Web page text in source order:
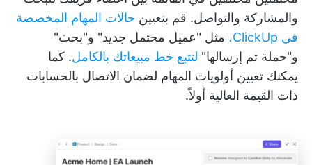
والمشاركة والتواصل. قم بتعيين حالات المهام المخصصة
في ClickUp،
مثل "عميل محتمل جديد" و"بحث"
و"حملة تم إرسالها" لتتبع خط مبيعاتك بالكامل. كما
يمكنك تعيين أولويات المهام لضمان الاتصال بالحسابات
ذات القيمة العالية أولاً.